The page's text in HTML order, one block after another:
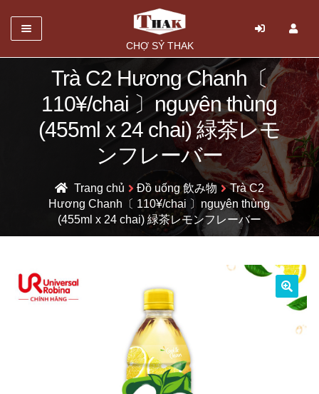
CHỢ SỶ THAK
Danh mục
TRANG CHỦ
GIỚI THIỆU
Mở
rộng
menu
con
SẢN PHẨM
LIÊN HỆ
Trà C2 Hương Chanh〔
110¥/chai 〕nguyên thùng
(455ml x 24 chai) 緑茶レモ
ンフレーバー
Trang chủ Đồ uống 飲み物
Trà C2
Hương Chanh〔 110¥/chai 〕nguyên thùng
(455ml x 24 chai) 緑茶レモンフレーバー
🔍